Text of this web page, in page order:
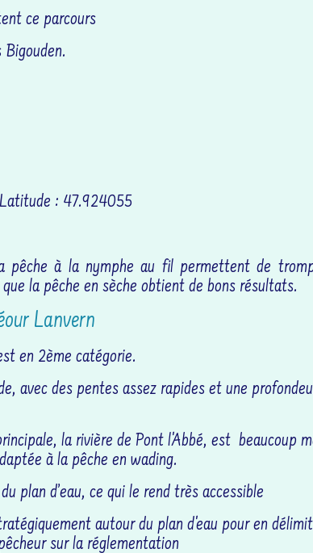
ce parcours
: 47.924055
pêche à la nymphe au fil permettent de
la pêche en sèche obtient de bons résultats.
Lanvern
en 2ème catégorie.
avec des pentes assez rapides et une
la rivière de Pont l'Abbé, est beaucoup
à la pêche en wading.
plan d’eau, ce qui le rend très accessible
autour du plan d'eau pour en
sur la réglementation